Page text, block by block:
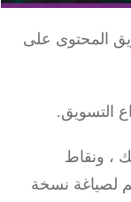
على
ونقاط
نسخة